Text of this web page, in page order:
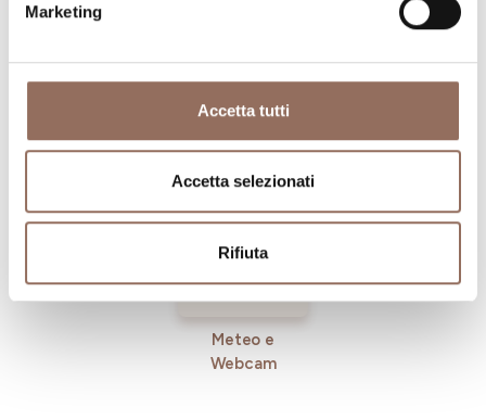
Marketing
Accetta tutti
Accetta selezionati
Rifiuta
Incoming
Meteo e
Webcam